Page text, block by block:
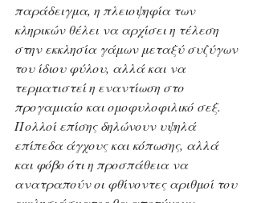
παράδειγμα, η πλειοψηφία των
κληρικών θέλει να αρχίσει η τέλεση
στην εκκλησία γάμων μεταξύ συζύγων
του ίδιου φύλου, αλλά και να
τερματιστεί η εναντίωση στο
προγαμιαίο και ομοφυλοφιλικό σεξ.
Πολλοί επίσης δηλώνουν υψηλά
επίπεδα άγχους και κόπωσης, αλλά
και φόβο ότι η προσπάθεια να
ανατραπούν οι φθίνοντες αριθμοί του